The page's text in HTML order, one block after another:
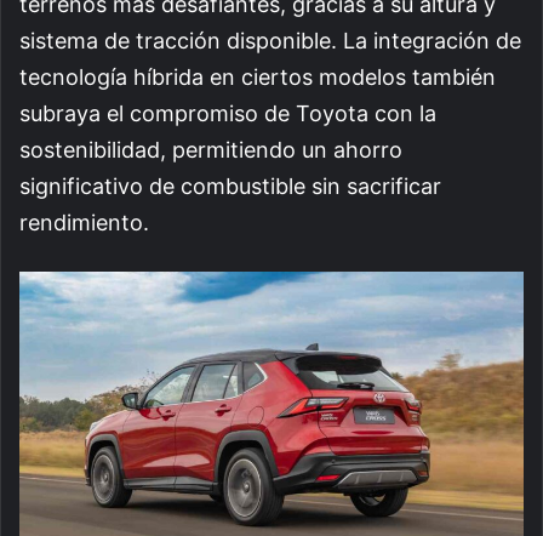
sistema de tracción disponible. La integración de
tecnología híbrida en ciertos modelos también
subraya el compromiso de Toyota con la
sostenibilidad, permitiendo un ahorro
significativo de combustible sin sacrificar
rendimiento.